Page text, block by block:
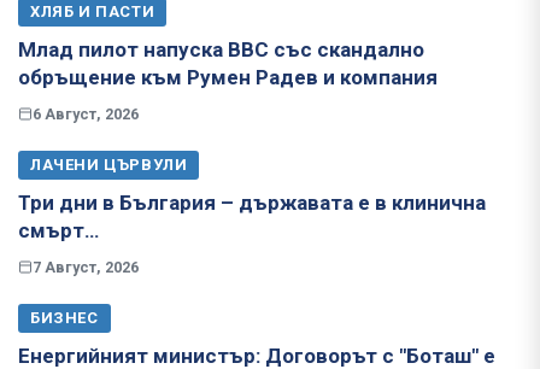
ХЛЯБ И ПАСТИ
Млад пилот напуска ВВС със скандално
обръщение към Румен Радев и компания
6 Август, 2026
ЛАЧЕНИ ЦЪРВУЛИ
Три дни в България – държавата е в клинична
смърт…
7 Август, 2026
БИЗНЕС
Енергийният министър: Договорът с "Боташ" е